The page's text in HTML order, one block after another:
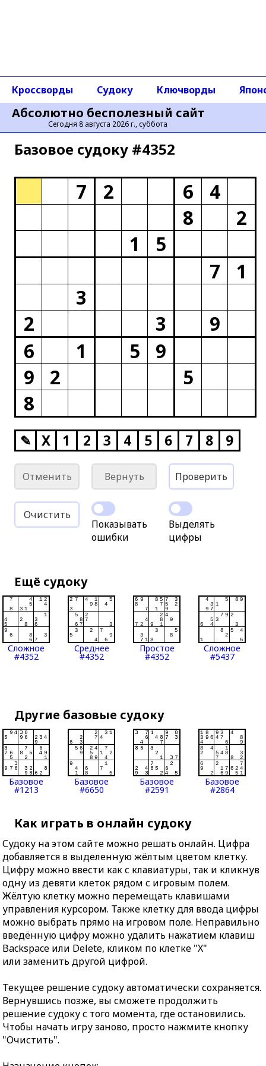
Абсолютно бесполезный сайт
Сегодня 8 августа 2026 г., суббота
Кроссворды Судоку Ключворды
Базовое cудоку #4352
7 2 6
4
8
2
1
5
7
1
3
2
3
9
6
1 5
9
9
2
5
8
✎ X 1 2 3 4 5 6 7 8 9
Отменить Вернуть Проверить
Очистить
Показывать
ошибки
Выделять
цифры
Ещё судоку
Сложное
#4352
Среднее
#4352
Простое
#4352
Сложное
#5437
Другие базовые судоку
Базовое
#1213
Базовое
#6650
Базовое
#2591
Базовое
#2864
Как играть в онлайн судоку
Судоку на этом сайте можно решать онлайн. Цифра
добавляется в выделенную жёлтым цветом клетку.
Цифру можно ввести как с клавиатуры, так и кликнув
одну из девяти клеток рядом с игровым полем.
Жёлтую клетку можно перемещать клавишами
управления курсором. Также клетку для ввода цифры
можно выбрать прямо на игровом поле. Неправильно
введённую цифру можно удалить нажатием клавиш
Backspace или Delete, кликом по клетке "X"
или заменить другой цифрой.
Текущее решение судоку автоматически сохраняется.
Вернувшись позже, вы сможете продолжить
решение судоку с того момента, где остановились.
Чтобы начать игру заново, просто нажмите кнопку
"Очистить".